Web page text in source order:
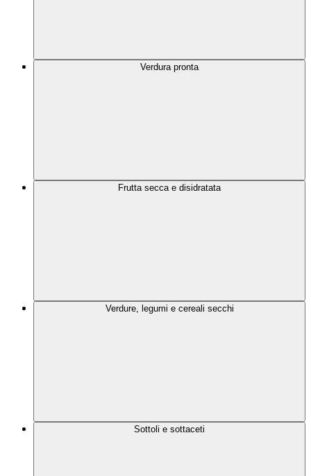
Verdura pronta
Frutta secca e disidratata
Verdure, legumi e cereali secchi
Sottoli e sottaceti